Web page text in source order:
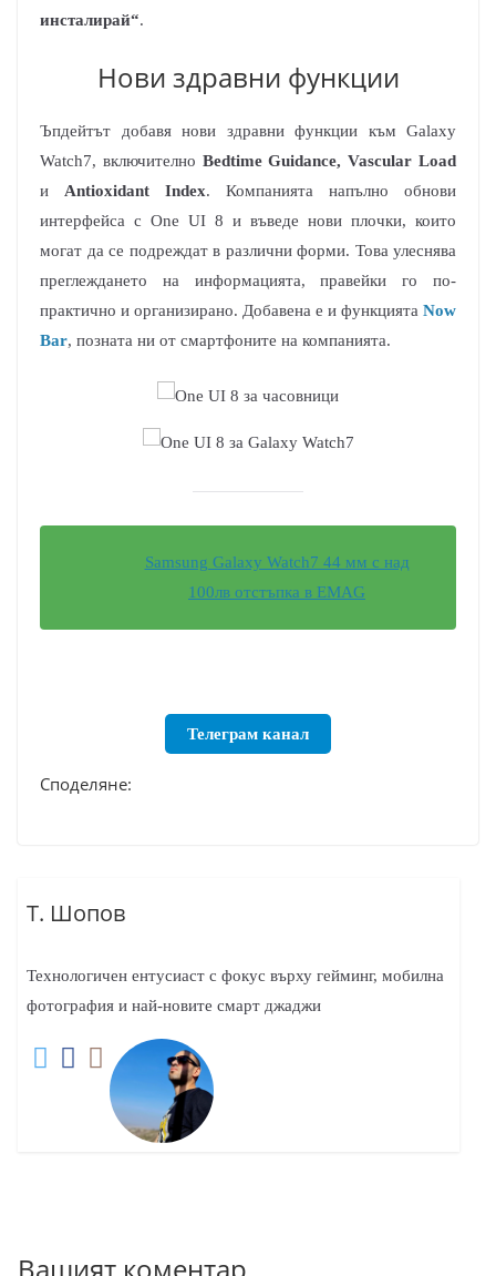
инсталирай“.
Нови здравни функции
Ъпдейтът добавя нови здравни функции към Galaxy
Watch7, включително Bedtime Guidance, Vascular Load
и Antioxidant Index. Компанията напълно обнови
интерфейса с One UI 8 и въведе нови плочки, които
могат да се подреждат в различни форми. Това улеснява
преглеждането на информацията, правейки го по-
практично и организирано. Добавена е и функцията Now
Bar, позната ни от смартфоните на компанията.
Samsung Galaxy Watch7 44 мм с над
100лв отстъпка в EMAG
Телеграм канал
Споделяне:
Т. Шопов
Технологичен ентусиаст с фокус върху гейминг, мобилна
фотография и най-новите смарт джаджи